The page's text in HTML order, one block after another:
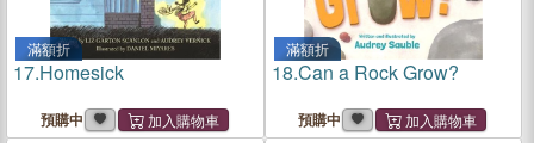
滿額折
17.Homesick
預購中
滿額折
18.Can a Rock Grow?
預購中